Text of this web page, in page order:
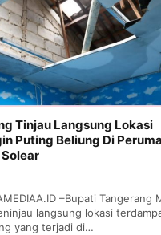
Tinjau Langsung Lokasi
Puting Beliung Di
–Bupati Tangerang
langsung lokasi
yang terjadi di…